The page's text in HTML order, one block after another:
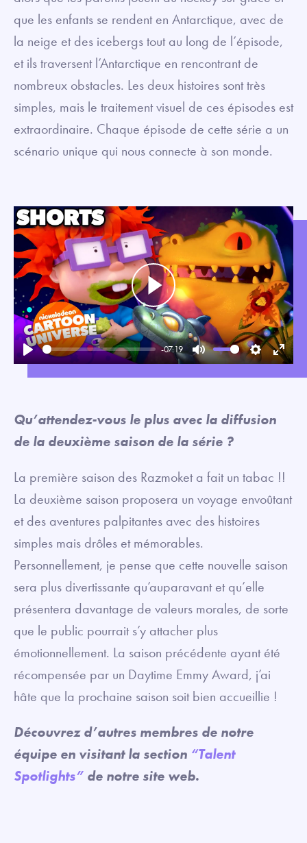
que les enfants se rendent en Antarctique, avec de
la neige et des icebergs tout au long de l’épisode,
et ils traversent l’Antarctique en rencontrant de
nombreux obstacles. Les deux histoires sont très
simples, mais le traitement visuel de ces épisodes est
extraordinaire. Chaque épisode de cette série a un
scénario unique qui nous connecte à son monde.
Play
-07:19
Mute SettingsEnter
Play
Qu’attendez-vous le plus avec la diffusion
de la deuxième saison de la série ?
La première saison des Razmoket a fait un tabac !!
La deuxième saison proposera un voyage envoûtant
et des aventures palpitantes avec des histoires
simples mais drôles et mémorables.
Personnellement, je pense que cette nouvelle saison
sera plus divertissante qu’auparavant et qu’elle
présentera davantage de valeurs morales, de sorte
que le public pourrait s’y attacher plus
émotionnellement. La saison précédente ayant été
récompensée par un Daytime Emmy Award, j’ai
hâte que la prochaine saison soit bien accueillie !
Découvrez d’autres membres de notre
équipe en visitant la section “Talent
Spotlights” de notre site web.